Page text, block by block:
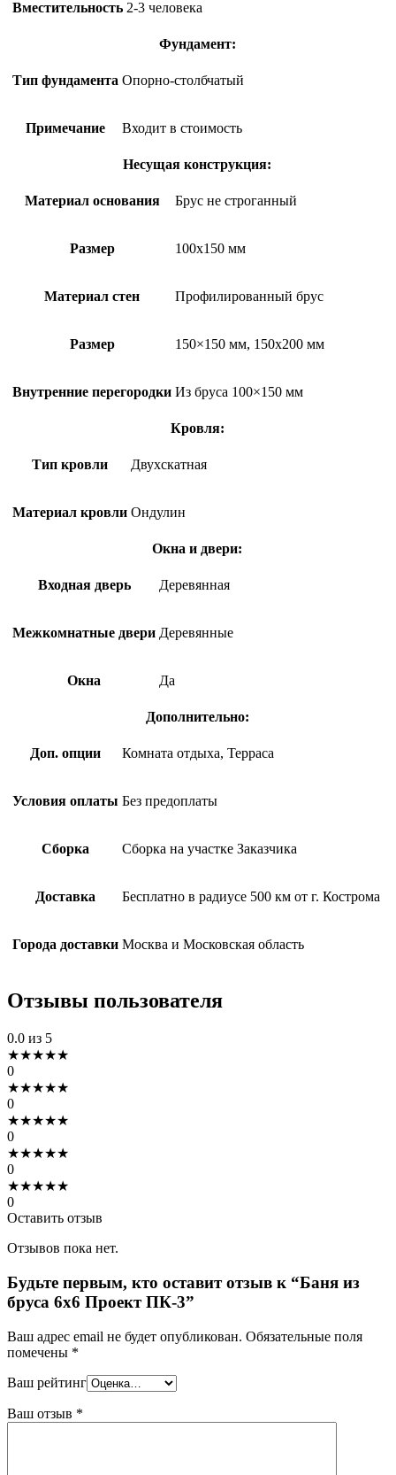
Вместительность 2-3 человека
Фундамент:
Тип фундамента Опорно-столбчатый
Примечание Входит в стоимость
Несущая конструкция:
Материал основания Брус не строганный
Размер 100х150 мм
Материал стен Профилированный брус
Размер 150×150 мм, 150х200 мм
Внутренние перегородки Из бруса 100×150 мм
Кровля:
Тип кровли Двухскатная
Материал кровли Ондулин
Окна и двери:
Входная дверь Деревянная
Межкомнатные двери Деревянные
Окна Да
Дополнительно:
Доп. опции Комната отдыха, Терраса
Условия оплаты Без предоплаты
Сборка Сборка на участке Заказчика
Доставка Бесплатно в радиусе 500 км от г. Кострома
Города доставки Москва и Московская область
Отзывы пользователя
0.0 из 5
★★★★★
0
★★★★★
0
★★★★★
0
★★★★★
0
★★★★★
0
Оставить отзыв
Отзывов пока нет.
Будьте первым, кто оставит отзыв к “Баня из
бруса 6х6 Проект ПК-3”
Ваш адрес email не будет опубликован. Обязательные поля
помечены *
Ваш рейтинг
Ваш отзыв *